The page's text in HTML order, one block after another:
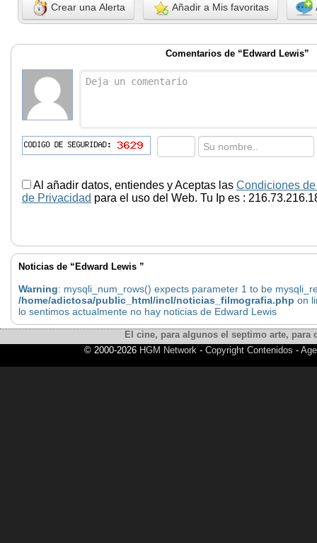
Crear una Alerta Añadir a Mis favoritas
Comentarios de “Edward Lewis”
Al añadir datos, entiendes y Aceptas las Condiciones
de Privacidad para el uso del Web. Tu Ip es :
Noticias de “Edward Lewis ”
Warning: mysqli_num_rows() expects parameter 1 to be
/home/adictosa/public_html/incl/noticias_filmografia.php on
lo sentimos actualmente no hay noticias de Edward Lewis
El cine, para algunos el septimo arte,
© 2000-2026 HGM Network- Copyright Contenidos -